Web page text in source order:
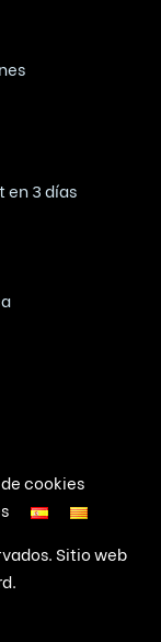
en 3 días
cookies
Sitio web
.